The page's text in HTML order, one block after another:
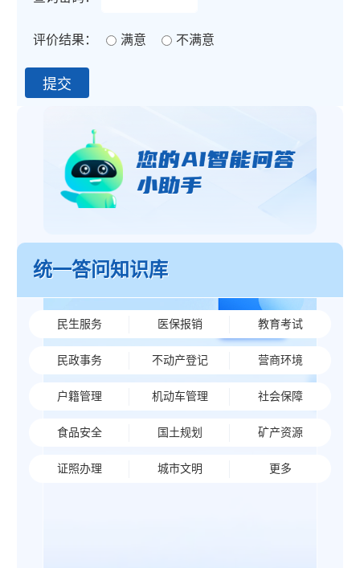
评价结果： 满意 不满意
统一答问知识库
民生服务 医保报销 教育考试
民政事务 不动产登记 营商环境
户籍管理 机动车管理 社会保障
食品安全 国土规划 矿产资源
证照办理 城市文明 更多